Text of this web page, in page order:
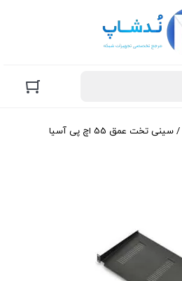
/ سینی تخت عمق 55 اچ پی آسیا